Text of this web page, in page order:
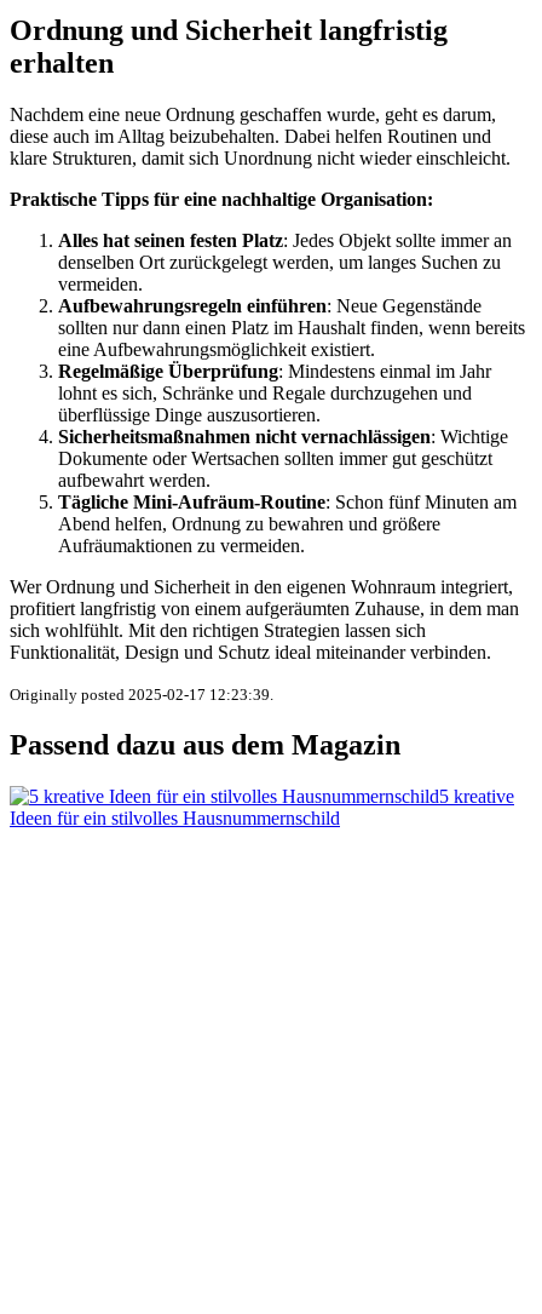
Ordnung und Sicherheit langfristig
erhalten
Nachdem eine neue Ordnung geschaffen wurde, geht es darum,
diese auch im Alltag beizubehalten. Dabei helfen Routinen und
klare Strukturen, damit sich Unordnung nicht wieder einschleicht.
Praktische Tipps für eine nachhaltige Organisation:
Alles hat seinen festen Platz: Jedes Objekt sollte immer an
denselben Ort zurückgelegt werden, um langes Suchen zu
vermeiden.
Aufbewahrungsregeln einführen: Neue Gegenstände
sollten nur dann einen Platz im Haushalt finden, wenn bereits
eine Aufbewahrungsmöglichkeit existiert.
Regelmäßige Überprüfung: Mindestens einmal im Jahr
lohnt es sich, Schränke und Regale durchzugehen und
überflüssige Dinge auszusortieren.
Sicherheitsmaßnahmen nicht vernachlässigen: Wichtige
Dokumente oder Wertsachen sollten immer gut geschützt
aufbewahrt werden.
Tägliche Mini-Aufräum-Routine: Schon fünf Minuten am
Abend helfen, Ordnung zu bewahren und größere
Aufräumaktionen zu vermeiden.
Wer Ordnung und Sicherheit in den eigenen Wohnraum integriert,
profitiert langfristig von einem aufgeräumten Zuhause, in dem man
sich wohlfühlt. Mit den richtigen Strategien lassen sich
Funktionalität, Design und Schutz ideal miteinander verbinden.
Originally posted 2025-02-17 12:23:39.
Passend dazu aus dem Magazin
5 kreative
Ideen für ein stilvolles Hausnummernschild